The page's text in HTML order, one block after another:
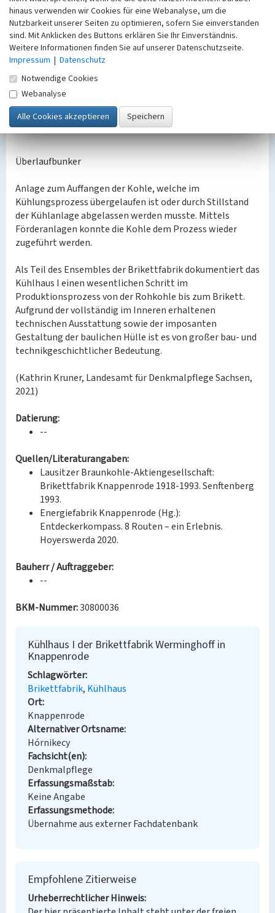
Pendelmotor
DMS 7/6R, Seriennummer: 60/59822, VEM Wernigerode
Der Motor betätigte in regelmäßigen Abständen ein
Pendel, welches die Schwingungen auf die Kühllamellen
übertrug. Dadurch sollte ein Verstopfen des Kühlsystems
verhindert werden.
Überlaufbunker
Anlage zum Auffangen der Kohle, welche im
Kühlungsprozess übergelaufen ist oder durch Stillstand
der Kühlanlage abgelassen werden musste. Mittels
Förderanlagen konnte die Kohle dem Prozess wieder
zugeführt werden.
Als Teil des Ensembles der Brikettfabrik dokumentiert das
Kühlhaus I einen wesentlichen Schritt im
Produktionsprozess von der Rohkohle bis zum Brikett.
Aufgrund der vollständig im Inneren erhaltenen
technischen Ausstattung sowie der imposanten
Gestaltung der baulichen Hülle ist es von großer bau- und
technikgeschichtlicher Bedeutung.
(Kathrin Kruner, Landesamt für Denkmalpflege Sachsen,
2021)
Datierung:
--
Quellen/Literaturangaben:
Lausitzer Braunkohle-Aktiengesellschaft:
Brikettfabrik Knappenrode 1918-1993. Senftenberg
1993.
Energiefabrik Knappenrode (Hg.):
Entdeckerkompass. 8 Routen – ein Erlebnis.
Hoyerswerda 2020.
Bauherr / Auftraggeber:
--
BKM-Nummer:30800036
Kühlhaus I der Brikettfabrik Werminghoff in
Knappenrode
Schlagwörter
Brikettfabrik Kühlhaus
Ort
Knappenrode
Alternativer Ortsname
Hórnikecy
Fachsicht(en)
Denkmalpflege
Erfassungsmaßstab
Keine Angabe
Erfassungsmethode
Übernahme aus externer Fachdatenbank
Empfohlene Zitierweise
Urheberrechtlicher Hinweis
hinaus verwenden wir Cookies für eine Webanalyse, um die
Nutzbarkeit unserer Seiten zu optimieren, sofern Sie einverstanden
sind. Mit Anklicken des Buttons erklären Sie Ihr Einverständnis.
Weitere Informationen finden Sie auf unserer Datenschutzseite.
Impressum | Datenschutz
Notwendige Cookies
Webanalyse